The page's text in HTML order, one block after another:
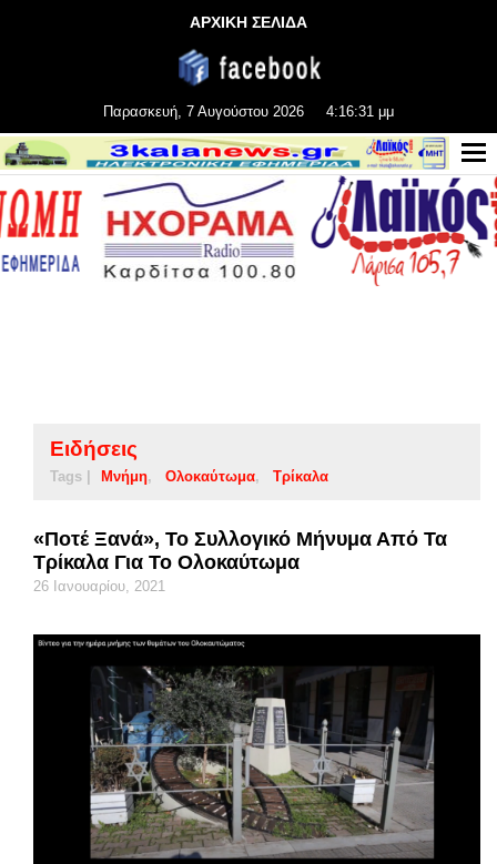
ΑΡΧΙΚΗ ΣΕΛΙΔΑ
Παρασκευή, 7 Αυγούστου 2026 4:16:31 μμ
Ειδήσεις
Tags | Μνήμη Ολοκαύτωμα Τρίκαλα
«Ποτέ Ξανά», Το Συλλογικό Μήνυμα Από Τα
Τρίκαλα Για Το Ολοκαύτωμα
26 Ιανουαρίου, 2021